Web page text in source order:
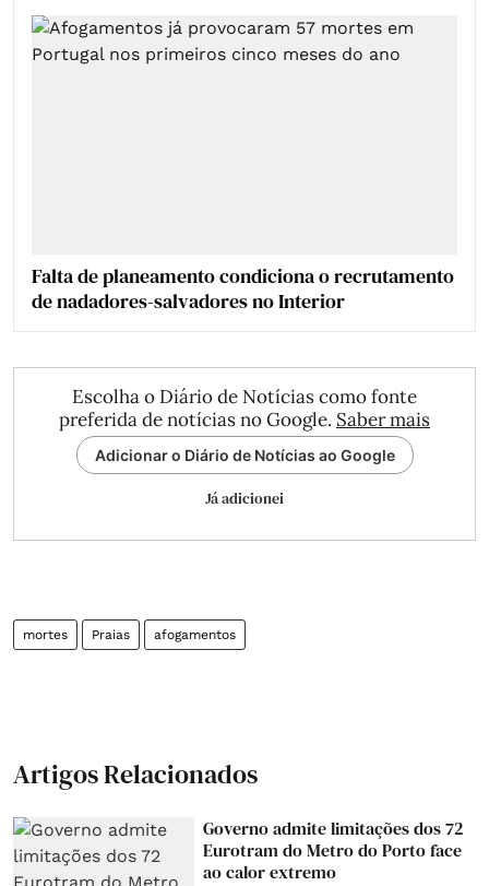
Falta de planeamento condiciona o recrutamento
de nadadores-salvadores no Interior
Escolha o Diário de Notícias como fonte
preferida de notícias no Google. Saber mais
Adicionar o Diário de Notícias ao Google
Já adicionei
mortes Praias afogamentos
Artigos Relacionados
Governo admite limitações dos 72
Eurotram do Metro do Porto face
ao calor extremo